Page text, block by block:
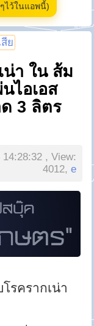
ไว้ในแอพนี้)
ย
น่า ใน ส้ม
ไอเอส
3 ลิตร
14:28:32 , View:
4012,e
รครากเน่า